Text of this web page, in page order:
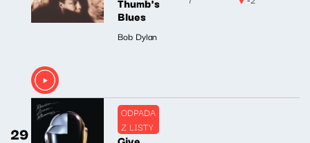
Blues
Bob Dylan
29
ODPADA
Z LISTY